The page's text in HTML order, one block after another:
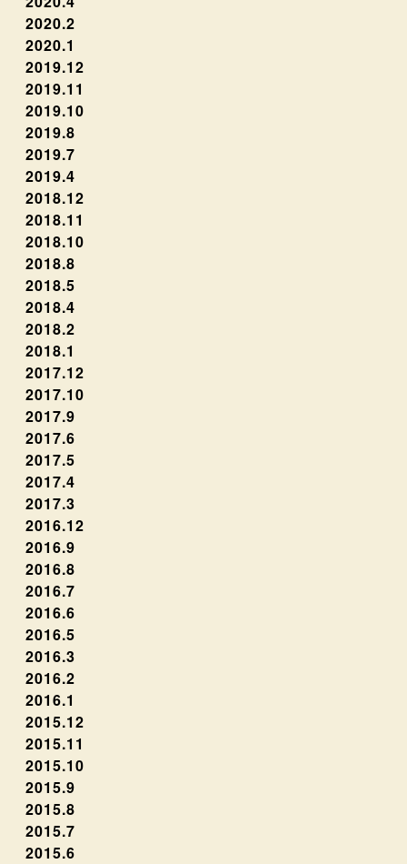
2020.2
2020.1
2019.12
2019.11
2019.10
2019.8
2019.7
2019.4
2018.12
2018.11
2018.10
2018.8
2018.5
2018.4
2018.2
2018.1
2017.12
2017.10
2017.9
2017.6
2017.5
2017.4
2017.3
2016.12
2016.9
2016.8
2016.7
2016.6
2016.5
2016.3
2016.2
2016.1
2015.12
2015.11
2015.10
2015.9
2015.8
2015.7
2015.6